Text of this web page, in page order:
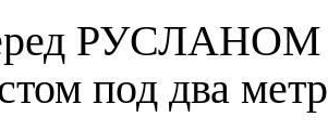
РУСЛАНОМ
под два